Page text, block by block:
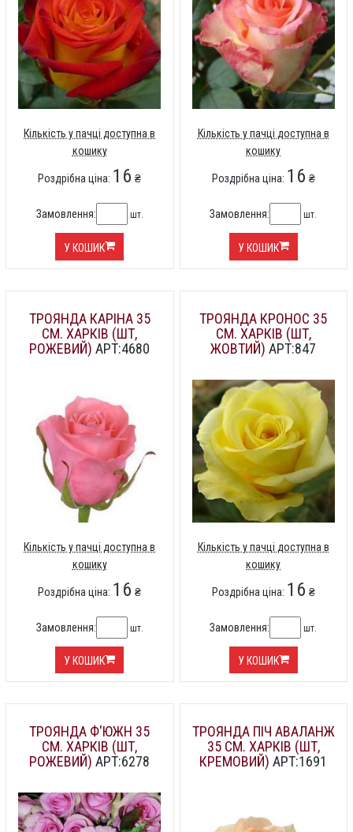
Кількість у пачці доступна в
кошику
Роздрібна ціна: 16 ₴
Замовлення: шт.
У КОШИК
Кількість у пачці доступна в
кошику
Роздрібна ціна: 16 ₴
Замовлення: шт.
У КОШИК
ТРОЯНДА КАРІНА 35
СМ. ХАРКІВ (ШТ,
РОЖЕВИЙ) АРТ:4680
Кількість у пачці доступна в
кошику
Роздрібна ціна: 16 ₴
Замовлення: шт.
У КОШИК
ТРОЯНДА КРОНОС 35
СМ. ХАРКІВ (ШТ,
ЖОВТИЙ) АРТ:847
Кількість у пачці доступна в
кошику
Роздрібна ціна: 16 ₴
Замовлення: шт.
У КОШИК
ТРОЯНДА Ф'ЮЖН 35
СМ. ХАРКІВ (ШТ,
РОЖЕВИЙ) АРТ:6278
ТРОЯНДА ПІЧ АВАЛАНЖ
35 СМ. ХАРКІВ (ШТ,
КРЕМОВИЙ) АРТ:1691